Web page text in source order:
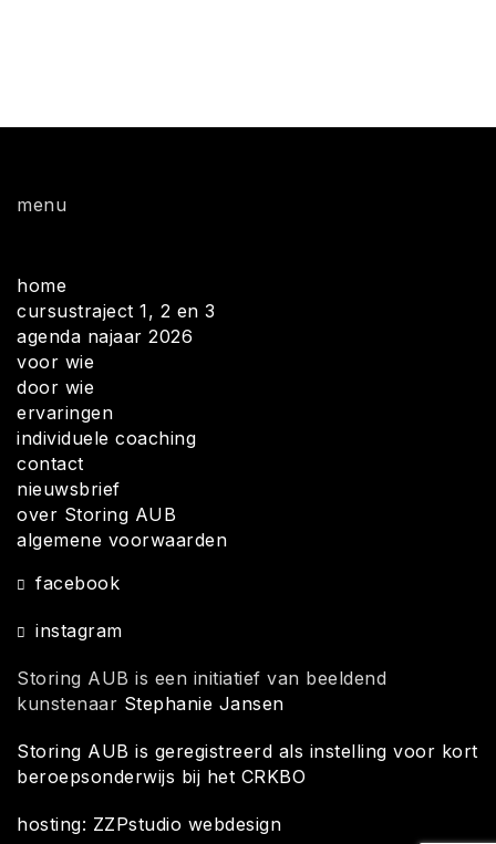
menu
home
cursustraject 1, 2 en 3
agenda najaar 2026
voor wie
door wie
ervaringen
individuele coaching
contact
nieuwsbrief
over Storing AUB
algemene voorwaarden
facebook
instagram
Storing AUB is een initiatief van beeldend
kunstenaar Stephanie Jansen
Storing AUB is geregistreerd als instelling voor kort
beroepsonderwijs bij het CRKBO
hosting: ZZPstudio webdesign